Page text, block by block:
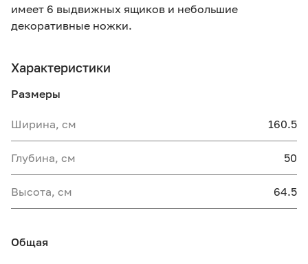
имеет 6 выдвижных ящиков и небольшие
декоративные ножки.
Характеристики
Размеры
Ширина, см 160.5
Глубина, см 50
Высота, см 64.5
Общая